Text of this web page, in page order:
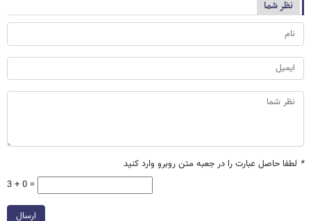
نظر شما
* لطفا حاصل عبارت را در جعبه متن روبرو وارد کنید
3 + 0 =
ارسال